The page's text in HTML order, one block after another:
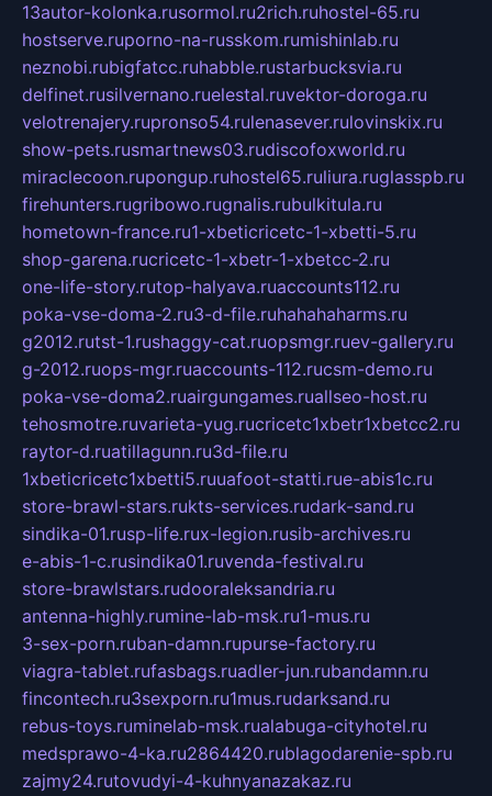
13autor-kolonka.rusormol.ru2rich.ruhostel-65.ru
hostserve.ruporno-na-russkom.rumishinlab.ru
neznobi.rubigfatcc.ruhabble.rustarbucksvia.ru
delfinet.rusilvernano.ruelestal.ruvektor-doroga.ru
velotrenajery.rupronso54.rulenasever.rulovinskix.ru
show-pets.rusmartnews03.rudiscofoxworld.ru
miraclecoon.rupongup.ruhostel65.ruliura.ruglasspb.ru
firehunters.rugribowo.rugnalis.rubulkitula.ru
hometown-france.ru1-xbeticricetc-1-xbetti-5.ru
shop-garena.rucricetc-1-xbetr-1-xbetcc-2.ru
one-life-story.rutop-halyava.ruaccounts112.ru
poka-vse-doma-2.ru3-d-file.ruhahahaharms.ru
g2012.rutst-1.rushaggy-cat.ruopsmgr.ruev-gallery.ru
g-2012.ruops-mgr.ruaccounts-112.rucsm-demo.ru
poka-vse-doma2.ruairgungames.ruallseo-host.ru
tehosmotre.ruvarieta-yug.rucricetc1xbetr1xbetcc2.ru
raytor-d.ruatillagunn.ru3d-file.ru
1xbeticricetc1xbetti5.ruuafoot-statti.rue-abis1c.ru
store-brawl-stars.rukts-services.rudark-sand.ru
sindika-01.rusp-life.rux-legion.rusib-archives.ru
e-abis-1-c.rusindika01.ruvenda-festival.ru
store-brawlstars.rudooraleksandria.ru
antenna-highly.rumine-lab-msk.ru1-mus.ru
3-sex-porn.ruban-damn.rupurse-factory.ru
viagra-tablet.rufasbags.ruadler-jun.rubandamn.ru
fincontech.ru3sexporn.ru1mus.rudarksand.ru
rebus-toys.ruminelab-msk.rualabuga-cityhotel.ru
medsprawo-4-ka.ru2864420.rublagodarenie-spb.ru
zajmy24.rutovudyi-4-kuhnyanazakaz.ru